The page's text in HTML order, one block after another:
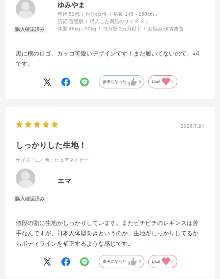
ゆみやま
年代:50代 性別:女性 身長:146～150cm
肌質:普通肌 購入した商品のサイズ:S
体重:46kg～50kg ヨガ歴:3カ月以下 お悩み:体質改善
黒に横のロゴ、カッコ可愛いデザインです！まだ履いてないのて、⭐︎4
です。
参考になった 0 Like! 0
2026.7.24
しっかりした生地！
サイズ：L／ 色：ピュアネイビー
エマ
値段の割に生地がしっかりしています。またピチピチのレギンスは苦
手なんですが、日本人体型向きというのか、生地がしっかりしてるか
らボディラインを補正するような感じです。
参考になった 0 Like! 0